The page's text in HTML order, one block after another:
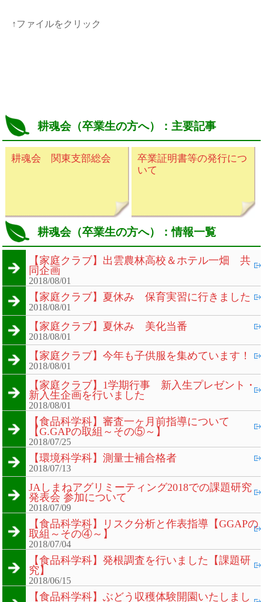
↑ファイルをクリック
耕魂会（卒業生の方へ）：主要記事
耕魂会 関東支部総会
卒業証明書等の発行につ
いて
耕魂会（卒業生の方へ）：情報一覧
【家庭クラブ】出雲農林高校＆ホテル一畑 共
同企画
2018/08/01
【家庭クラブ】夏休み 保育実習に行きました
2018/08/01
【家庭クラブ】夏休み 美化当番
2018/08/01
【家庭クラブ】今年も子供服を集めています！
2018/08/01
【家庭クラブ】1学期行事 新入生プレゼント・
新入生企画を行いました
2018/08/01
【食品科学科】審査一ヶ月前指導について
【G.GAPの取組～その⑤～】
2018/07/25
【環境科学科】測量士補合格者
2018/07/13
JAしまねアグリミーティング2018での課題研究
発表会 参加について
2018/07/09
【食品科学科】リスク分析と作表指導【GGAPの
取組～その④～】
2018/07/04
【食品科学科】発根調査を行いました【課題研
究】
2018/06/15
【食品科学科】ぶどう収穫体験開園いたしまし